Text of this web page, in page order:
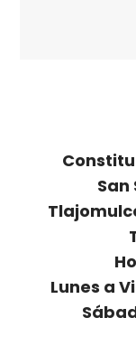
San
Lunes a